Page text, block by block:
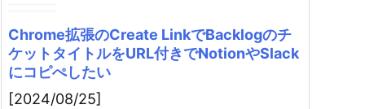
Chrome拡張のCreate LinkでBacklogのチ
ケットタイトルをURL付きでNotionやSlack
にコピぺしたい
[2024/08/25]